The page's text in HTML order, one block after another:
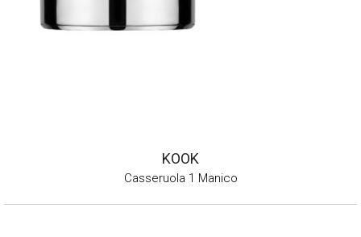
KOOK
Casseruola 1 Manico